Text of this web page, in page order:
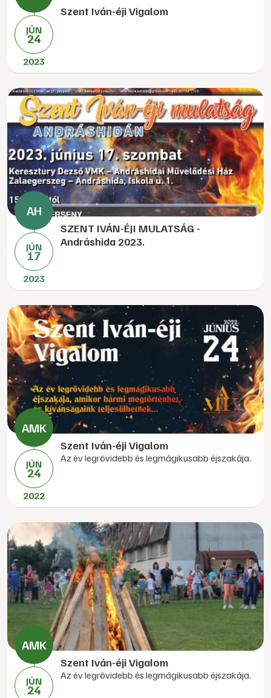
JÚN
24
2023
Szent Iván-éji Vigalom
JÚN
17
2023
SZENT IVÁN-ÉJI MULATSÁG -
Andráshida 2023.
JÚN
24
2022
Szent Iván-éji Vigalom
Az év legrövidebb és legmágikusabb éjszakája.
JÚN
24
Szent Iván-éji Vigalom
Az év legrövidebb és legmágikusabb éjszakája.